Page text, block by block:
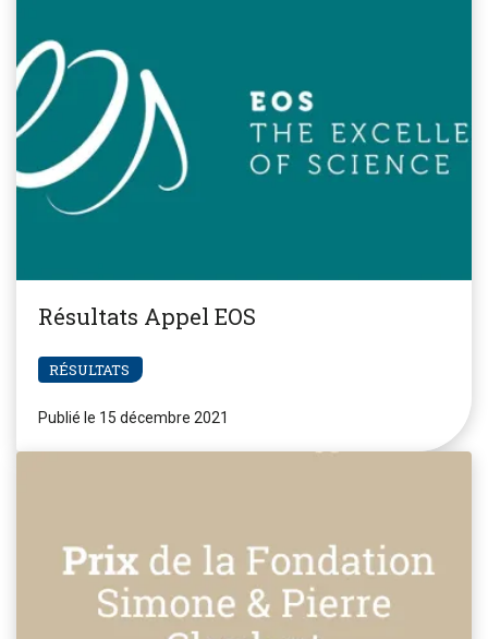
Résultats Appel EOS
RÉSULTATS
Publié le 15 décembre 2021